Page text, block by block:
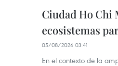
Ciudad Ho Chi
ecosistemas
05/08/2026 03:41
En el contexto de la